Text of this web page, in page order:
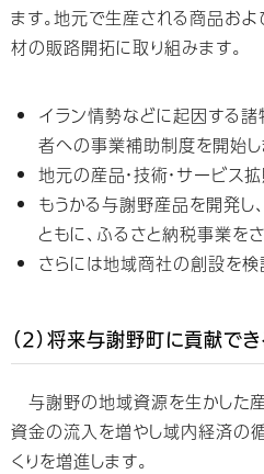
ます。地元で生産される商品お
材の販路開拓に取り組みます。
イラン情勢などに起因する
者への事業補助制度を開始
地元の産品・技術・サービス
もうかる与謝野産品を開発し
ともに、ふるさと納税事業を
さらには地域商社の創設を検
（2）将来与謝野町に貢献で
与謝野の地域資源を生かした
資金の流入を増やし域内経済の
くりを増進します。